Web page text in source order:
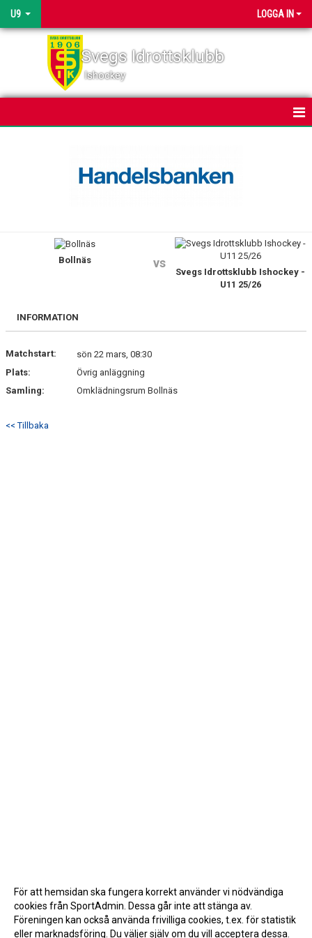
U9 LOGGA IN
Svegs Idrottsklubb
Ishockey
DOKUMENT
KONTAKT
Bollnäs vs
Svegs Idrottsklubb Ishockey -
U11 25/26
INFORMATION
Matchstart:
sön 22 mars, 08:30
Plats:
Övrig anläggning
Samling:
Omklädningsrum Bollnäs
<< Tillbaka
För att hemsidan ska fungera korrekt använder vi nödvändiga
cookies från SportAdmin. Dessa går inte att stänga av.
Föreningen kan också använda frivilliga cookies, t.ex. för statistik
eller marknadsföring. Du väljer själv om du vill acceptera dessa.